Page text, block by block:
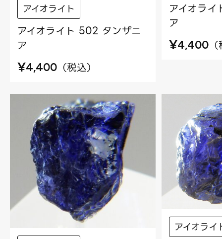
アイオライト
アイオライト 502 タンザニ
ア
¥4,400 （税込）
アイオラ
ア
¥4,400 （
アイオライ